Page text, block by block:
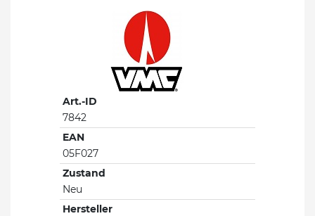
Art.-ID
7842
EAN
05F027
Zustand
Neu
Hersteller